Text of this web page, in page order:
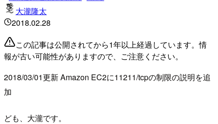
大瀧隆太
2018.02.28
この記事は公開されてから1年以上経過しています。情
報が古い可能性がありますので、ご注意ください。
2018/03/01更新 Amazon EC2に11211/tcpの制限の説明を追
加
ども、大瀧です。